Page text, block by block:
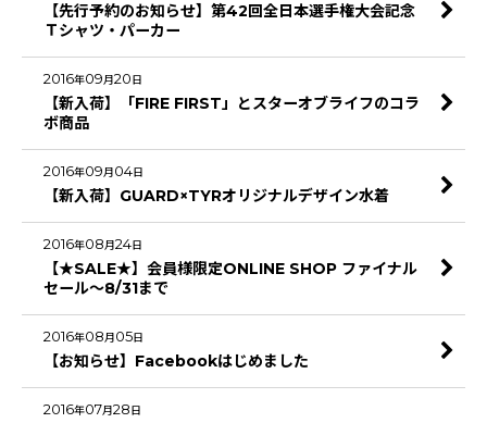
【先行予約のお知らせ】第42回全日本選手権大会記念
Ｔシャツ・パーカー
2016年09月20 日
【新入荷】「FIRE FIRST」とスターオブライフのコラ
ボ商品
2016年09月 04日
【新入荷】GUARD×TYRオリジナルデザイン水着
2016年08月24日
【★SALE★】会員様限定ONLINE SHOP ファイナル
セール～8/31まで
2016年08月 05日
【お知らせ】Facebookはじめました
2016年07月28 日